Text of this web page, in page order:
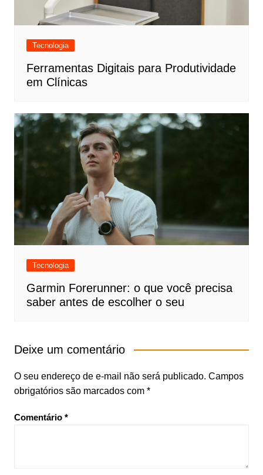
Tecnologia
Ferramentas Digitais para Produtividade
em Clínicas
Tecnologia
Garmin Forerunner: o que você precisa
saber antes de escolher o seu
Deixe um comentário
O seu endereço de e-mail não será publicado. Campos
obrigatórios são marcados com *
Comentário *